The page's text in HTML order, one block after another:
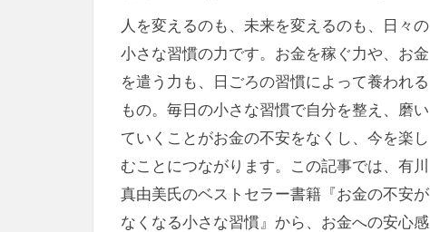
人を変えるのも、未来を変えるのも、日々の
小さな習慣の力です。お金を稼ぐ力や、お金
を遣う力も、日ごろの習慣によって養われる
もの。毎日の小さな習慣で自分を整え、磨い
ていくことがお金の不安をなくし、今を楽し
むことにつながります。この記事では、有川
真由美氏のベストセラー書籍『お金の不安が
なくなる小さな習慣』から、お金への安心感